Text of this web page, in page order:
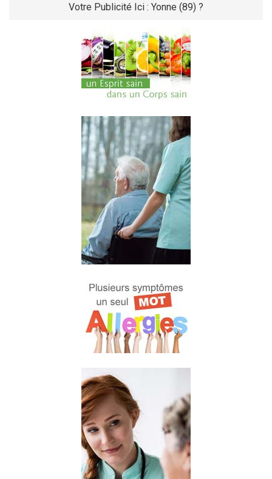
Votre Publicité Ici : Yonne (89) ?